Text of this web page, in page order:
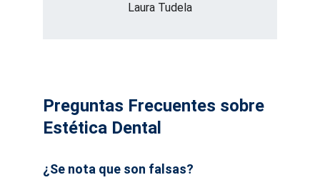
Laura Tudela
Preguntas Frecuentes sobre
Estética Dental
¿Se nota que son falsas?